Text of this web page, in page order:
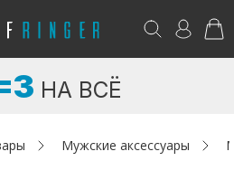
НА ВСЁ
Мужские аксессуары